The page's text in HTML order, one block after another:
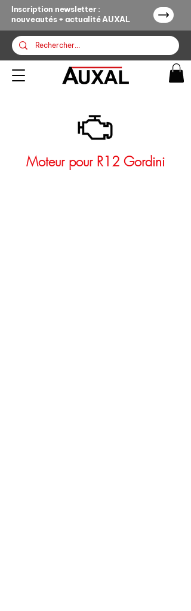
Inscription newsletter :
nouveautés + actualité AUXAL
Moteur pour R12 Gordini